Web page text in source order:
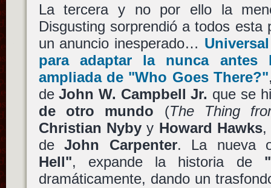
La tercera y no por ello la
Disgusting sorprendió a todos esta
un anuncio inesperado… Universal
para adaptar la nunca antes
ampliada de "Who Goes There?"
deJohn W. Campbell Jr. que se
de otro mundo (The Thing
Christian Nybyy Howard Hawks,
deJohn Carpenter. La nueva
Hell", expande la historia de
dramáticamente, dando un